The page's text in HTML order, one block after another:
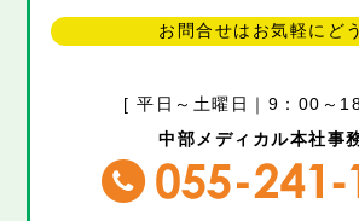
お問合せはお気軽にど
[ 平日～土曜日｜9：00～
中部メディカル本社事